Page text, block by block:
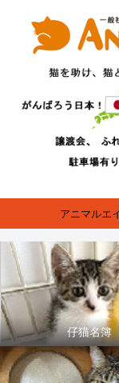
アニマルエ
仔猫名簿